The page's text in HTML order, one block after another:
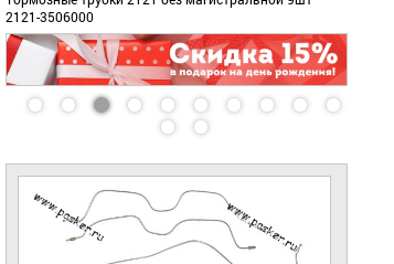
2121-3506000